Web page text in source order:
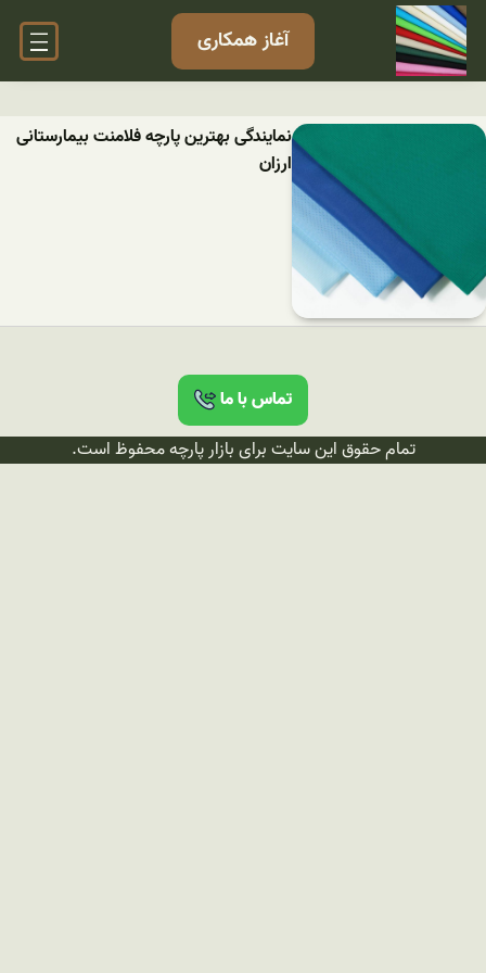
آغاز همکاری
نمایندگی بهترین پارچه فلامنت بیمارستانی
ارزان
تماس با ما
تمام حقوق این سایت برای بازار پارچه محفوظ است.